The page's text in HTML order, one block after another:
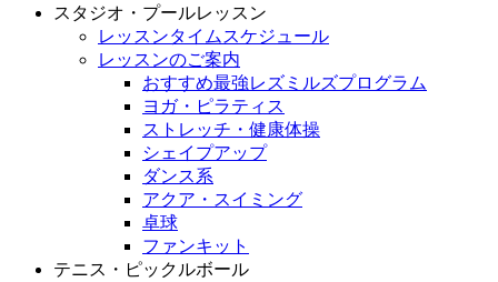
スタジオ・プールレッスン
レッスンタイムスケジュール
レッスンのご案内
おすすめ最強レズミルズプログラム
ヨガ・ピラティス
ストレッチ・健康体操
シェイプアップ
ダンス系
アクア・スイミング
卓球
ファンキット
テニス・ピックルボール